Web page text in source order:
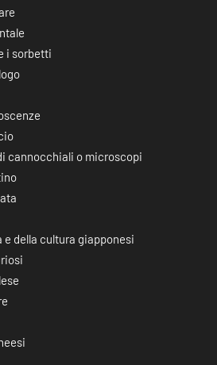
i sorbetti
cannocchiali o microscopi
della cultura giapponesi